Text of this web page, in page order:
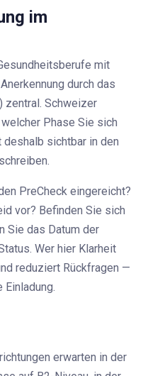
im
mit
durch das
zentral. Schweizer
Phase Sie sich
sichtbar in den
PreCheck eingereicht?
vor? Befinden Sie sich
Sie das Datum der
Wer hier Klarheit
reduziert Rückfragen —
erwarten in der